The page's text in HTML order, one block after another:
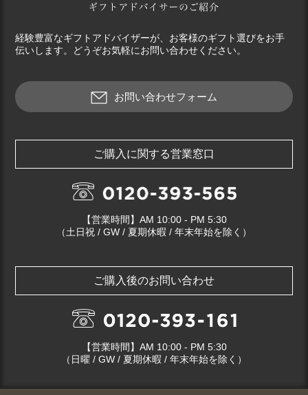
経験豊富なギフトアドバイザーが、お客様のギフト選びをお手
伝いします。どうぞお気軽にお問い合わせください。
お問い合わせフォーム
ご購入に関する営業窓口
【営業時間】AM 10:00 - PM 5:30
（土日祝 / GW / 夏期休暇 / 年末年始を除く）
ご購入後のお問い合わせ
【営業時間】AM 10:00 - PM 5:30
（日曜 / GW / 夏期休暇 / 年末年始を除く）